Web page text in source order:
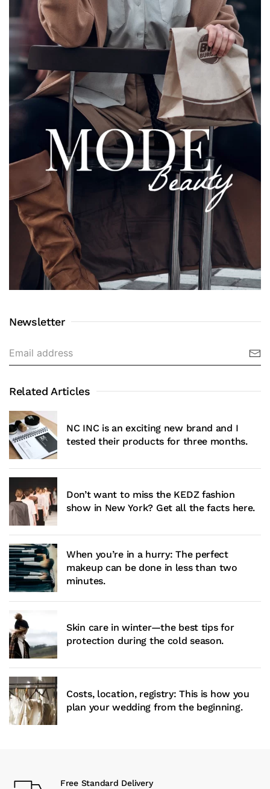
Newsletter
Related Articles
NC INC is an exciting new brand and I
tested their products for three months.
Don’t want to miss the KEDZ fashion
show in New York? Get all the facts here.
When you’re in a hurry: The perfect
makeup can be done in less than two
minutes.
Skin care in winter—the best tips for
protection during the cold season.
Costs, location, registry: This is how you
plan your wedding from the beginning.
Free Standard Delivery